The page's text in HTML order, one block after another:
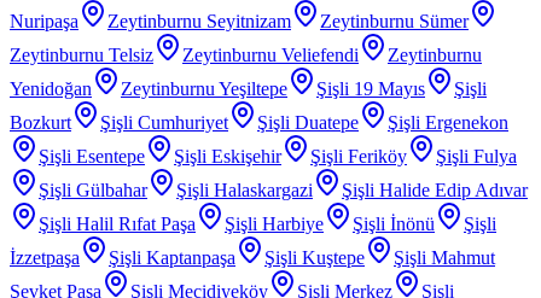
Nuripaşa
Zeytinburnu Seyitnizam
Zeytinburnu Sümer
Zeytinburnu Telsiz
Zeytinburnu Veliefendi
Zeytinburnu
Yenidoğan
Zeytinburnu Yeşiltepe Şişli 19 Mayıs
Şişli
Bozkurt
Şişli Cumhuriyet Şişli Duatepe
Şişli Ergenekon
Şişli Esentepe
Şişli Eskişehir Şişli Feriköy
Şişli Fulya
Şişli Gülbahar
Şişli Halaskargazi
Şişli Halide Edip Adıvar
Şişli Halil Rıfat Paşa
Şişli Harbiye Şişli İnönü
Şişli
İzzetpaşa
Şişli Kaptanpaşa Şişli Kuştepe
Şişli Mahmut
Şevket Paşa
Şişli Mecidiyeköy Şişli Merkez
Şişli